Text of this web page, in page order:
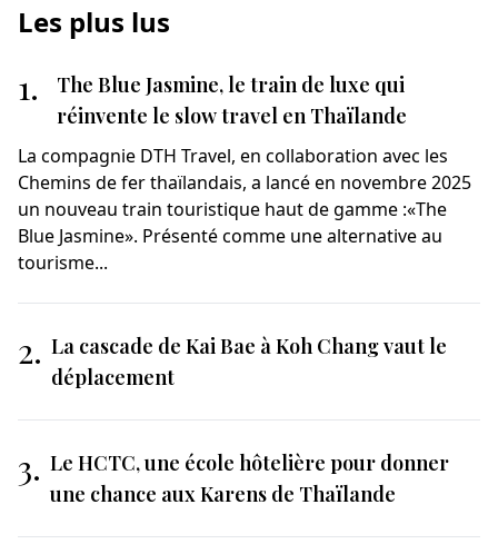
Les plus lus
1.
The Blue Jasmine, le train de luxe qui
réinvente le slow travel en Thaïlande
La compagnie DTH Travel, en collaboration avec les
Chemins de fer thaïlandais, a lancé en novembre 2025
un nouveau train touristique haut de gamme :«The
Blue Jasmine». Présenté comme une alternative au
tourisme...
2. La cascade de Kai Bae à Koh Chang vaut le
déplacement
3. Le HCTC, une école hôtelière pour donner
une chance aux Karens de Thaïlande